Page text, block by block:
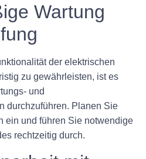
Wartung
der elektrischen
zu gewährleisten, ist es
und
durchzuführen. Planen Sie
ein und führen Sie notwendige
rechtzeitig durch.